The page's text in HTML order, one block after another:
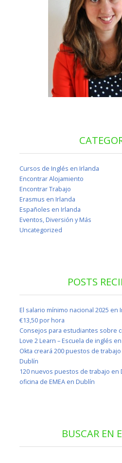
Cursos de Inglés en Irlanda
Encontrar Alojamiento
Encontrar Trabajo
Erasmus en Irlanda
Españoles en Irlanda
Eventos, Diversión y Más
Uncategorized
POSTS
El salario mínimo nacional 2025 en
€13,50 por hora
Consejos para estudiantes sobre
Love 2 Learn – Escuela de inglés
Okta creará 200 puestos de
Dublín
120 nuevos puestos de trabajo en
oficina de EMEA en Dublín
BUSCAR EN